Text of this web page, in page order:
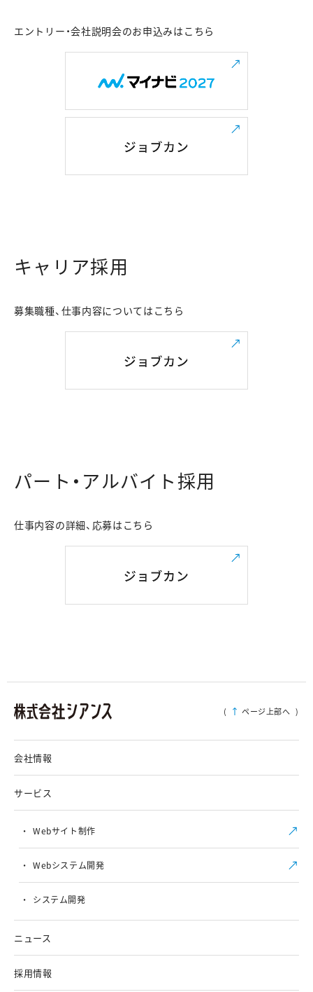
エントリー・会社説明会のお申込みはこちら
キャリア採用
募集職種、仕事内容についてはこちら
パート・アルバイト採用
仕事内容の詳細、応募はこちら
( ページ上部へ )
会社情報
サービス
Webサイト制作
Webシステム開発
システム開発
ニュース
採用情報